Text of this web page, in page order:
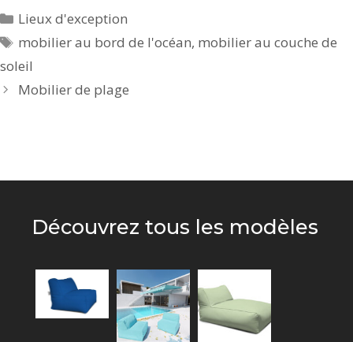
Catégories
Lieux d'exception
Étiquettes
mobilier au bord de l'océan, mobilier au couche de
soleil
Mobilier de plage
Découvrez tous les modèles